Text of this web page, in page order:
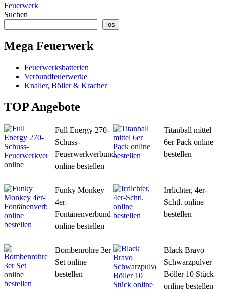
Feuerwerk
Suchen
los
Mega Feuerwerk
Feuerwerksbatterien
Verbundfeuerwerke
Knaller, Böller & Kracher
TOP Angebote
Full Energy 270-
Schuss-
Feuerwerkverbund
online bestellen
Titanball mittel
6er Pack online
bestellen
Funky Monkey
4er-
Fontänenverbund
online bestellen
Irrlichter, 4er-
Schtl. online
bestellen
Bombenrohre 3er
Set online
bestellen
Black Bravo
Schwarzpulver
Böller 10 Stück
online bestellen